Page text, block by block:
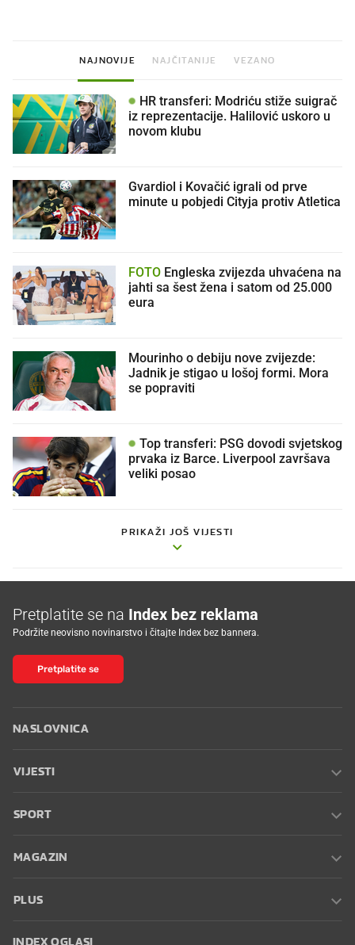
NAJNOVIJE NAJČITANIJE VEZANO
HR transferi: Modriću stiže suigrač
iz reprezentacije. Halilović uskoro u
novom klubu
Gvardiol i Kovačić igrali od prve
minute u pobjedi Cityja protiv Atletica
FOTO
jahti sa šest žena i satom od 25.000
eura
Mourinho o debiju nove zvijezde:
Jadnik je stigao u lošoj formi. Mora
se popraviti
Top transferi: PSG dovodi svjetskog
prvaka iz Barce. Liverpool završava
veliki posao
PRIKAŽI JOŠ VIJESTI
Pretplatite se na Index bez reklama
Podržite neovisno novinarstvo i čitajte Index bez bannera.
Pretplatite se
NASLOVNICA
VIJESTI
SPORT
MAGAZIN
PLUS
INDEX OGLASI